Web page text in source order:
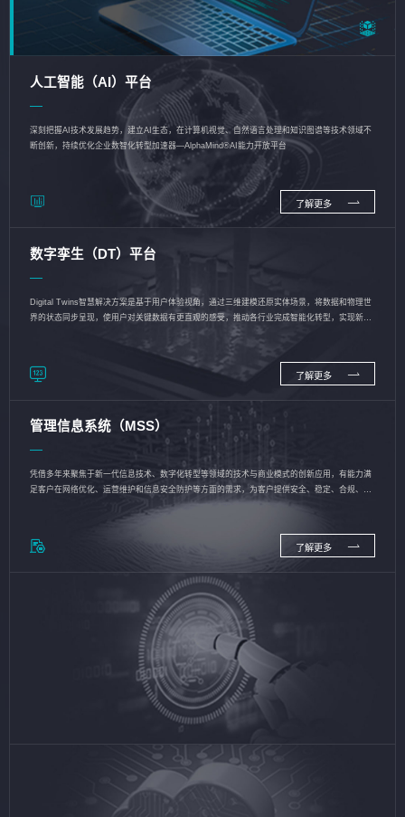
人工智能（AI）平台
深刻把握AI技术发展趋势，建立AI生态，在计算机视觉、自然语言处理和知识图谱等技术领域不
断创新，持续优化企业数智化转型加速器—AlphaMind®AI能力开放平台
了解更多
数字孪生（DT）平台
Digital Twins智慧解决方案是基于用户体验视角，通过三维建模还原实体场景，将数据和物理世
界的状态同步呈现，使用户对关键数据有更直观的感受，推动各行业完成智能化转型，实现新旧
了解更多
管理信息系统（MSS）
凭借多年来聚焦于新一代信息技术、数字化转型等领域的技术与商业模式的创新应用，有能力满
足客户在网络优化、运营维护和信息安全防护等方面的需求，为客户提供安全、稳定、合规、持
了解更多